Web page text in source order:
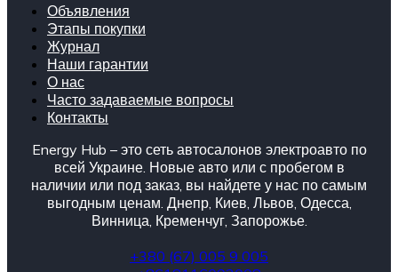
Объявления
Этапы покупки
Журнал
Наши гарантии
О нас
Часто задаваемые вопросы
Контакты
Energy Hub – это сеть автосалонов электроавто по
всей Украине. Новые авто или с пробегом в
наличии или под заказ, вы найдете у нас по самым
выгодным ценам. Днепр, Киев, Львов, Одесса,
Винница, Кременчуг, Запорожье.
+380 (67) 005 9 005